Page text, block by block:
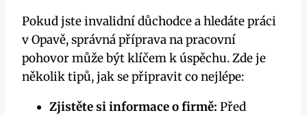
Pokud jste invalidní důchodce a hledáte práci
v Opavě, správná příprava na pracovní
pohovor může být klíčem k úspěchu. Zde je
několik tipů, jak se připravit co nejlépe:
Zjistěte si informace o firmě: Před